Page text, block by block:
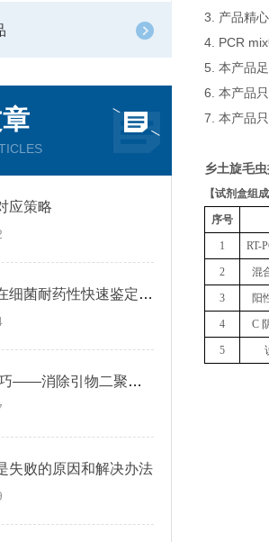
应策略
PCR试剂盒在细菌耐药性快速鉴定中的关键作用
PCR 实用技巧——消除引物二聚体的方法
失败的原因和解决办法
3. 产品精
4. PCR
5. 本产品
6. 本产品
7. 本产品
乡土旋毛
【试剂盒组成
序号
1 RT-
2 混
3 阳
4 C
5